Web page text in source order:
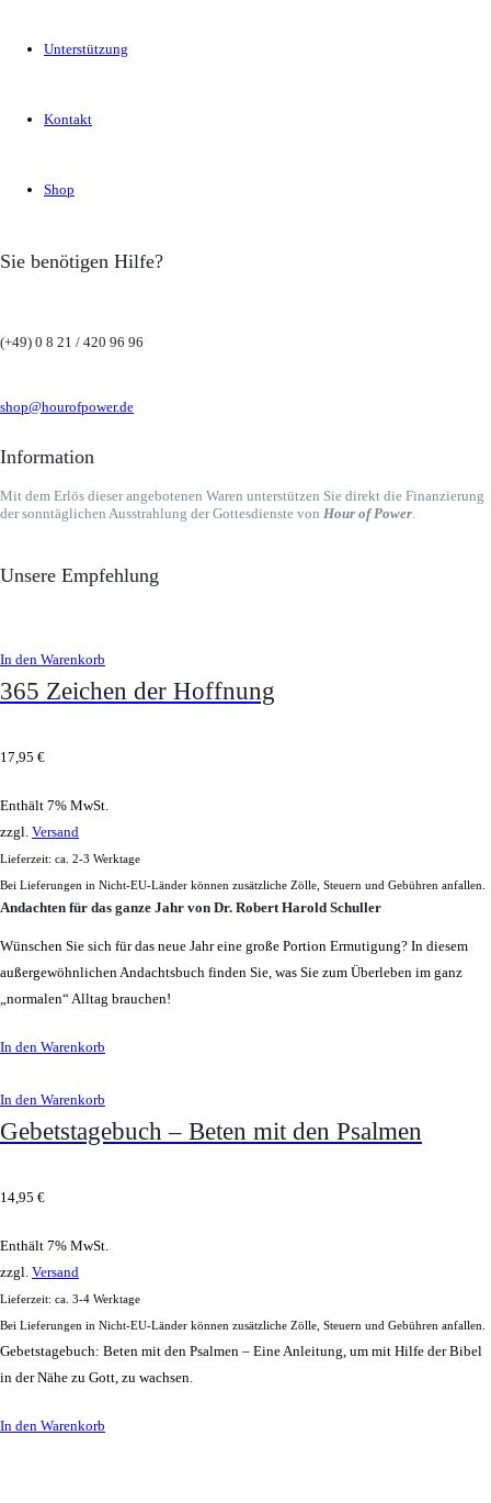
Unterstützung
Kontakt
Shop
Sie benötigen Hilfe?
(+49) 0 8 21 / 420 96 96
shop@hourofpower.de
Information
Mit dem Erlös dieser angebotenen Waren unterstützen Sie direkt die Finanzierung
der sonntäglichen Ausstrahlung der Gottesdienste von Hour of Power
Unsere Empfehlung
In den Warenkorb
365 Zeichen der Hoffnung
17,95 €
Enthält 7% MwSt.
zzgl. Versand
Lieferzeit: ca. 2-3 Werktage
Bei Lieferungen in Nicht-EU-Länder können zusätzliche Zölle, Steuern und Gebühren anfallen.
Andachten für das ganze Jahr von Dr. Robert Harold Schuller
Wünschen Sie sich für das neue Jahr eine große Portion Ermutigung? In diesem
außergewöhnlichen Andachtsbuch finden Sie, was Sie zum Überleben im ganz
„normalen“ Alltag brauchen!
In den Warenkorb
In den Warenkorb
Gebetstagebuch – Beten mit den Psalmen
14,95 €
Enthält 7% MwSt.
zzgl. Versand
Lieferzeit: ca. 3-4 Werktage
Bei Lieferungen in Nicht-EU-Länder können zusätzliche Zölle, Steuern und Gebühren anfallen.
Gebetstagebuch: Beten mit den Psalmen – Eine Anleitung, um mit Hilfe der Bibel
in der Nähe zu Gott, zu wachsen.
In den Warenkorb